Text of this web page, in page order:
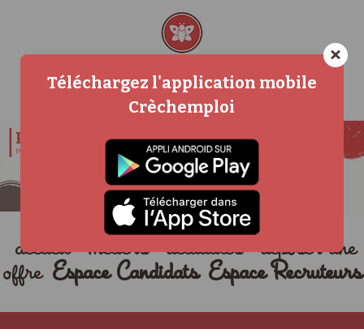
accueil métiers actualités
déposer une
offre Espace Candidats Espace Recruteurs
×
Téléchargez l'application mobile
Crèchemploi